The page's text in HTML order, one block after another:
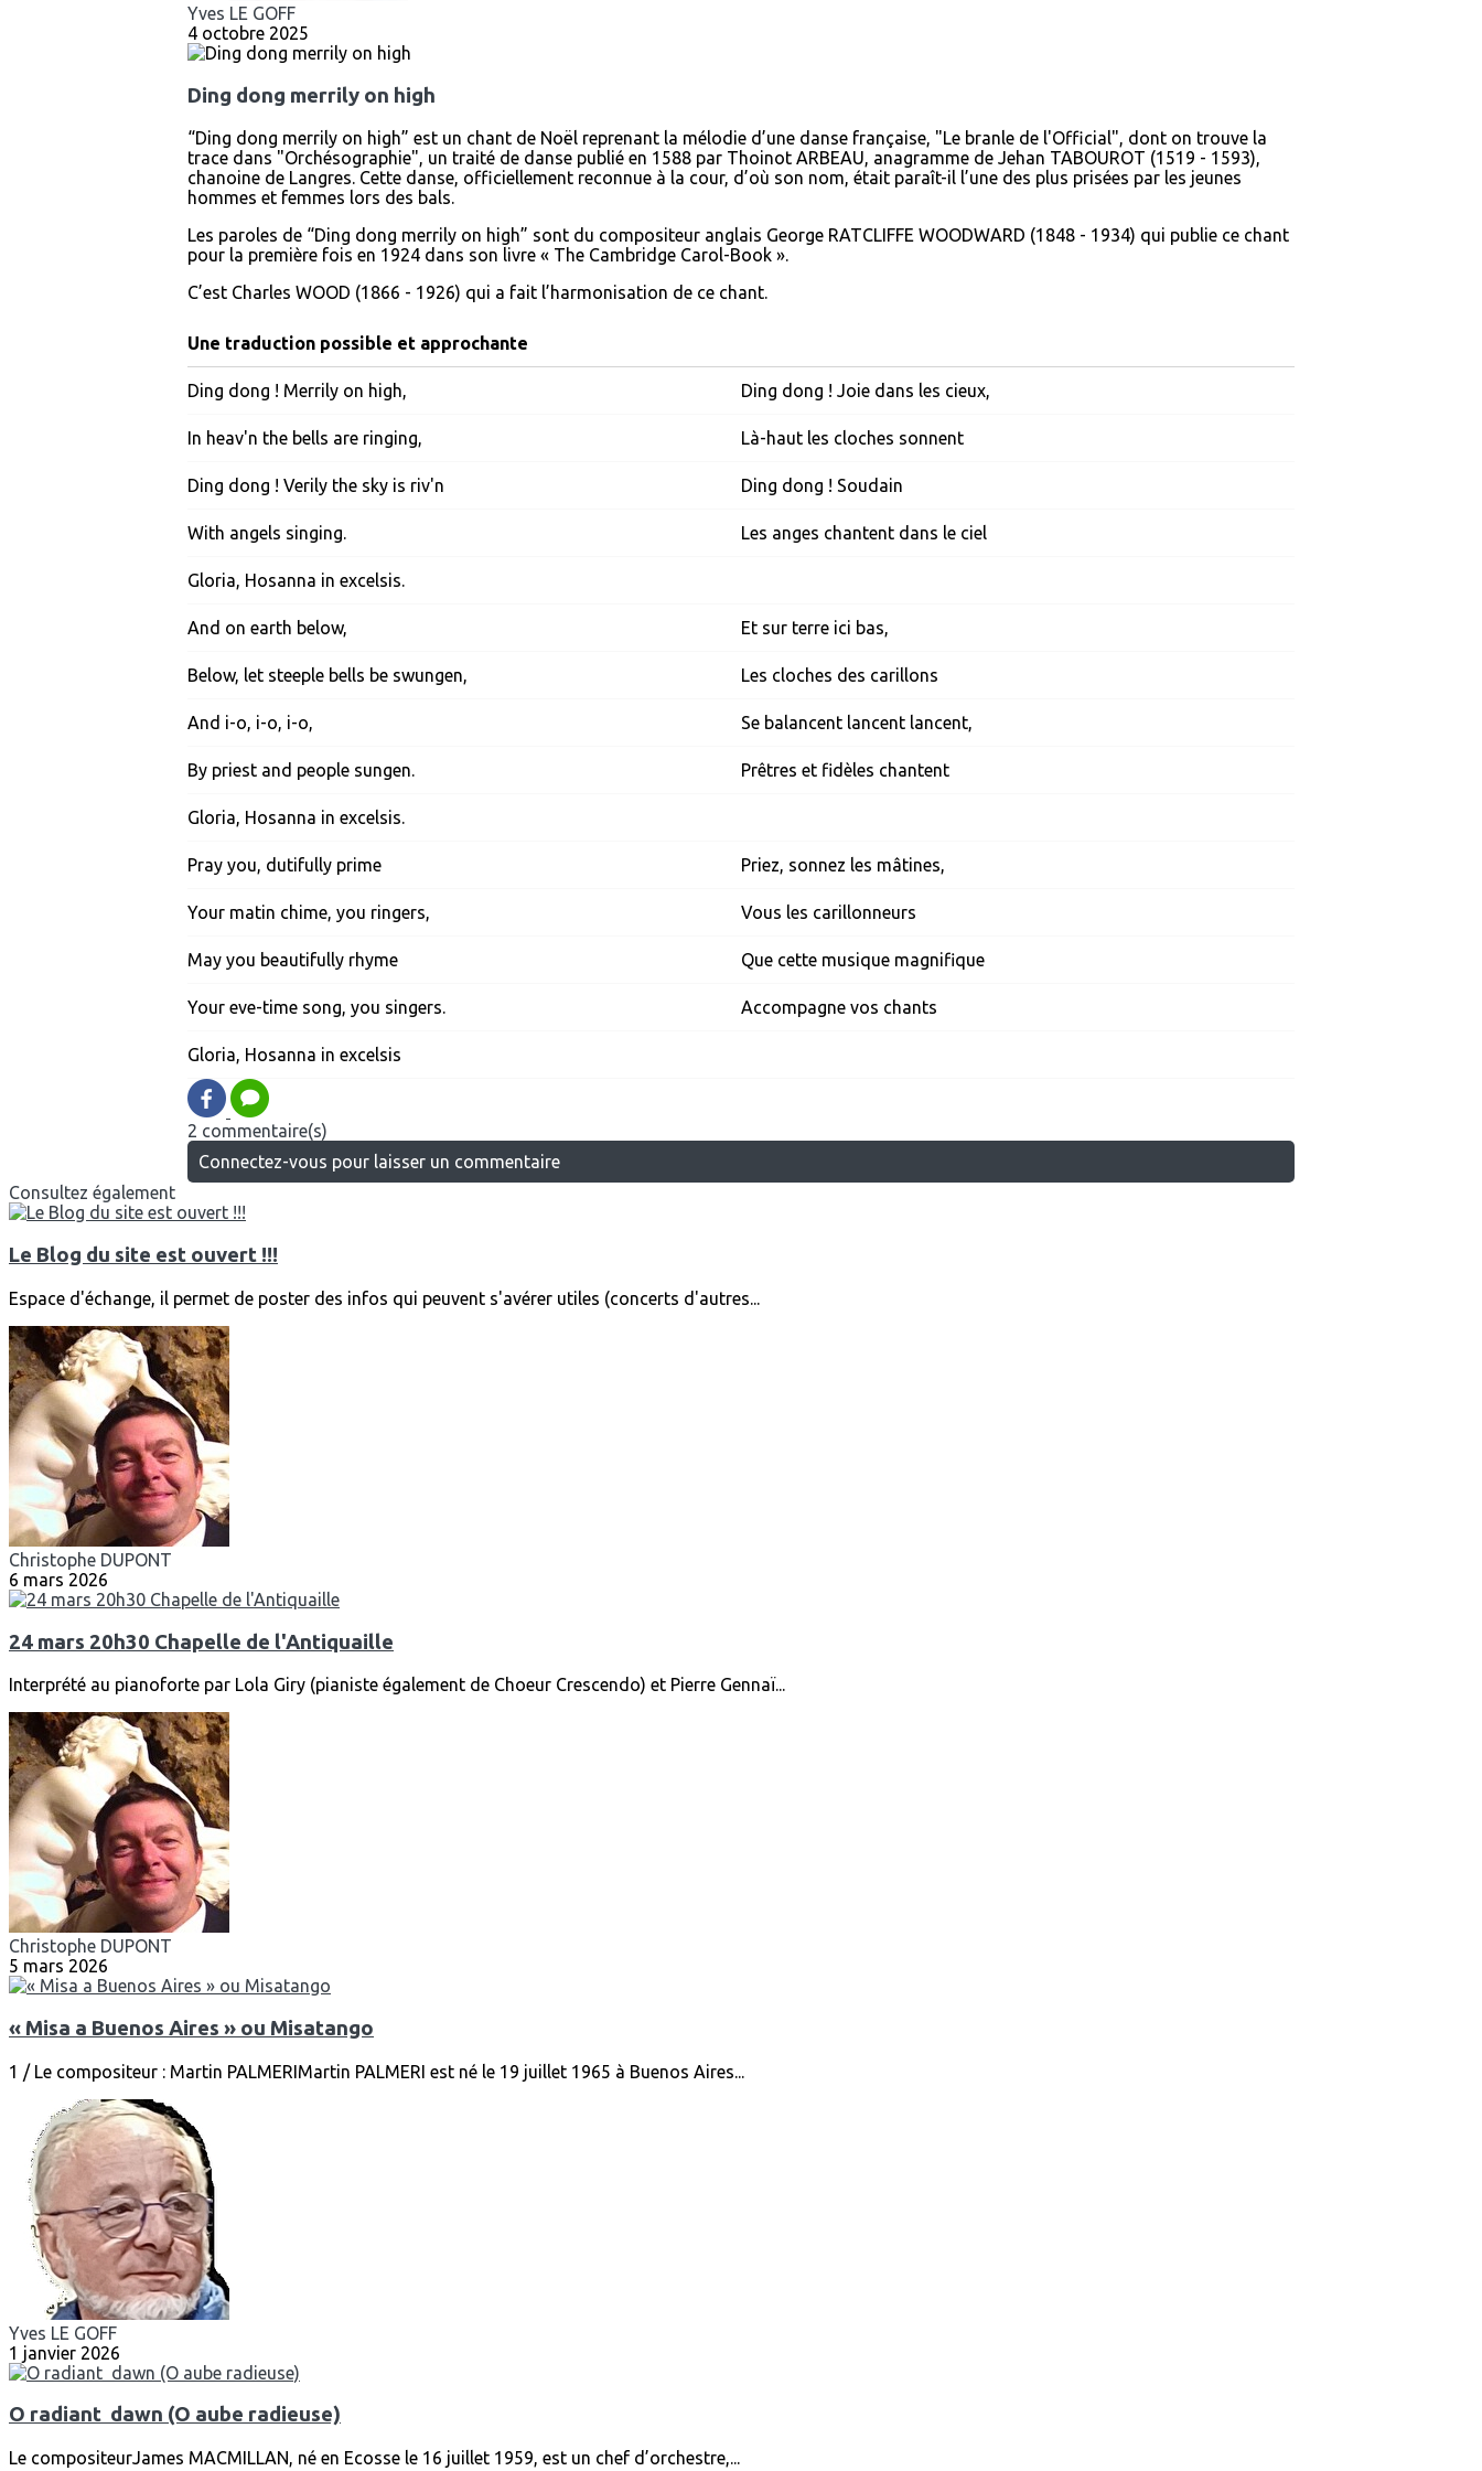
Yves LE GOFF
4 octobre 2025
Ding dong merrily on high
“Ding dong merrily on high” est un chant de Noël reprenant la mélodie d’une danse française, "Le branle de l'Official", dont on trouve la
trace dans "Orchésographie", un traité de danse publié en 1588 par Thoinot ARBEAU, anagramme de Jehan TABOUROT (1519 - 1593),
chanoine de Langres. Cette danse, officiellement reconnue à la cour, d’où son nom, était paraît-il l’une des plus prisées par les jeunes
hommes et femmes lors des bals.
Les paroles de “Ding dong merrily on high” sont du compositeur anglais George RATCLIFFE WOODWARD (1848 - 1934) qui publie ce chant
pour la première fois en 1924 dans son livre « The Cambridge Carol-Book ».
C’est Charles WOOD (1866 - 1926) qui a fait l’harmonisation de ce chant.
Une traduction possible et approchante
Ding dong ! Merrily on high, Ding dong ! Joie dans les cieux,
In heav'n the bells are ringing, Là-haut les cloches sonnent
Ding dong ! Verily the sky is riv'n Ding dong ! Soudain
With angels singing. Les anges chantent dans le ciel
Gloria, Hosanna in excelsis.
And on earth below, Et sur terre ici bas,
Below, let steeple bells be swungen, Les cloches des carillons
And i-o, i-o, i-o, Se balancent lancent lancent,
By priest and people sungen. Prêtres et fidèles chantent
Gloria, Hosanna in excelsis.
Pray you, dutifully prime Priez, sonnez les mâtines,
Your matin chime, you ringers, Vous les carillonneurs
May you beautifully rhyme Que cette musique magnifique
Your eve-time song, you singers. Accompagne vos chants
Gloria, Hosanna in excelsis
2 commentaire(s)
Connectez-vous pour laisser un commentaire
Consultez également
Le Blog du site est ouvert !!!
Espace d'échange, il permet de poster des infos qui peuvent s'avérer utiles (concerts d'autres...
Christophe DUPONT
6 mars 2026
24 mars 20h30 Chapelle de l'Antiquaille
Interprété au pianoforte par Lola Giry (pianiste également de Choeur Crescendo) et Pierre Gennaï...
Christophe DUPONT
5 mars 2026
« Misa a Buenos Aires » ou Misatango
1 / Le compositeur : Martin PALMERIMartin PALMERI est né le 19 juillet 1965 à Buenos Aires...
Yves LE GOFF
1 janvier 2026
O radiant dawn (O aube radieuse)
Le compositeurJames MACMILLAN, né en Ecosse le 16 juillet 1959, est un chef d’orchestre,...